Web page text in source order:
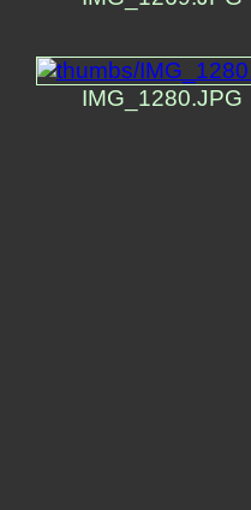
IMG_1280.JPG